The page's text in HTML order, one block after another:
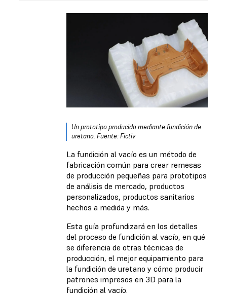
Un prototipo producido mediante fundición de
uretano. Fuente: Fictiv
La fundición al vacío es un método de
fabricación común para crear remesas
de producción pequeñas para prototipos
de análisis de mercado, productos
personalizados, productos sanitarios
hechos a medida y más.
Esta guía profundizará en los detalles
del proceso de fundición al vacío, en qué
se diferencia de otras técnicas de
producción, el mejor equipamiento para
la fundición de uretano y cómo producir
patrones impresos en 3D para la
fundición al vacío.